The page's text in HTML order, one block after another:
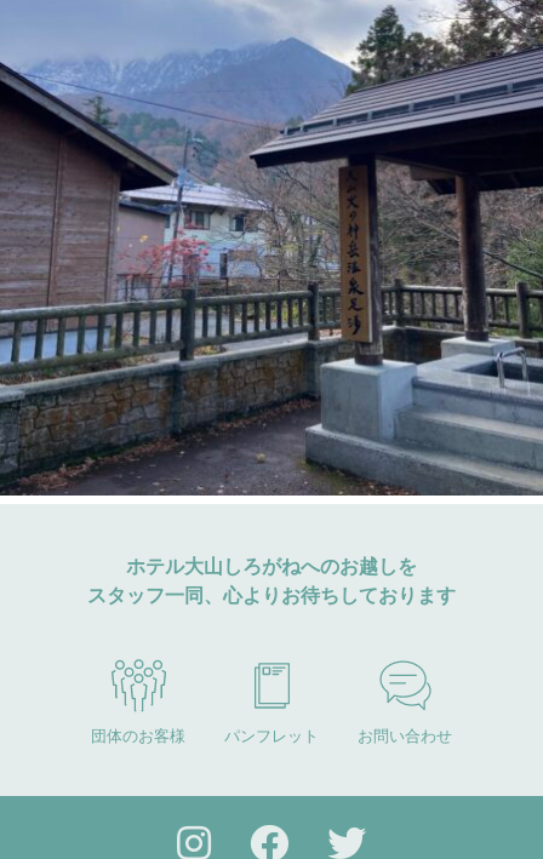
ホテル大山しろがねへのお越しを
スタッフ一同、心よりお待ちしております
団体のお客様 パンフレット お問い合わせ